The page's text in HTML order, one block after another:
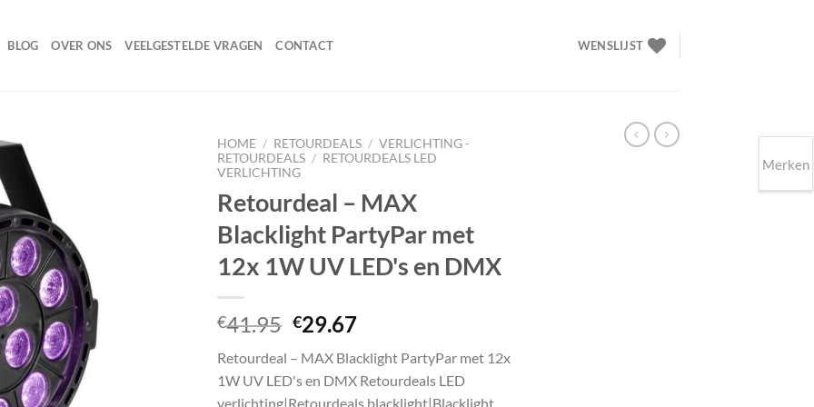
BLOG OVER ONS VEELGESTELDE VRAGEN CONTACT WENSLIJST
HOME / RETOURDEALS / VERLICHTING -
RETOURDEALS / RETOURDEALS LED
VERLICHTING
Retourdeal – MAX
Blacklight PartyPar met
12x 1W UV LED's en DMX
€41.95 Oorspronkelijke
was:
€41.95.
€29.67Huidige
is:
€29.67.
Retourdeal – MAX Blacklight PartyPar met 12x
1W UV LED's en DMX Retourdeals LED
verlichting|Retourdeals blacklight|Blacklight
Merken